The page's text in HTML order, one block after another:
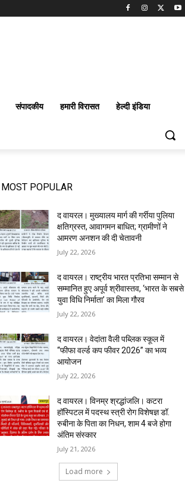
संपादकीय हमारी विरासत हेल्दी इंडिया
MOST POPULAR
द वायरल। मुख्यालय मार्ग की गर्रीया पुलिया
क्षतिग्रस्त, आवागमन बाधित; ग्रामीणों ने
आमरण अनशन की दी चेतावनी
July 22, 2026
द वायरल। राष्ट्रीय भारत प्रतिभा सम्मान से
सम्मानित हुए अपूर्व श्रीवास्तव, ‘भारत के सबसे
युवा विधि निर्माता’ का मिला गौरव
July 22, 2026
द वायरल। वेदांता वैली पब्लिक स्कूल में
“फीफा वर्ल्ड कप फीवर 2026” का भव्य
आयोजन
July 22, 2026
द वायरल। विनम्र श्रद्धांजलि। कटरा
हॉस्पिटल में पदस्थ स्त्री रोग विशेषज्ञ डॉ.
रुबीना के पिता का निधन, शाम 4 बजे होगा
अंतिम संस्कार
July 21, 2026
Load more